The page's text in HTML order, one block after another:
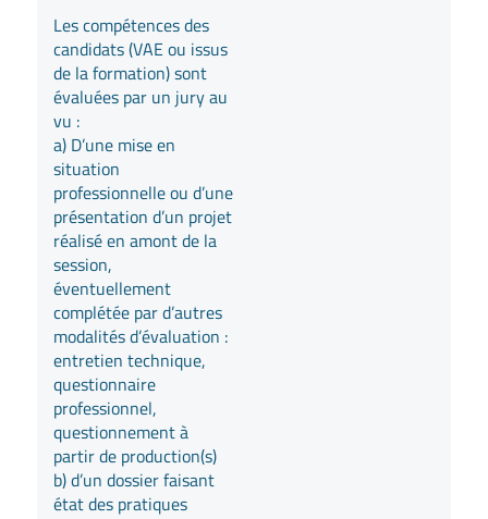
Les compétences des
candidats (VAE ou issus
de la formation) sont
évaluées par un jury au
vu :
a) D’une mise en
situation
professionnelle ou d’une
présentation d’un projet
réalisé en amont de la
session,
éventuellement
complétée par d’autres
modalités d’évaluation :
entretien technique,
questionnaire
professionnel,
questionnement à
partir de production(s)
b) d’un dossier faisant
état des pratiques